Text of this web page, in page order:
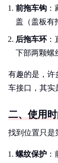
前拖车钩
盖（盖板有
后拖车环
下部两颗螺
有趣的是，许
车接口，其实
二、使用
找到位置只是
螺纹保护